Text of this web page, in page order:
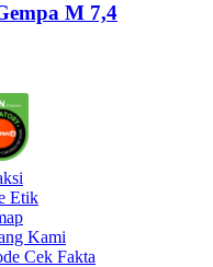
M 7,4
Etik
Kami
Cek Fakta